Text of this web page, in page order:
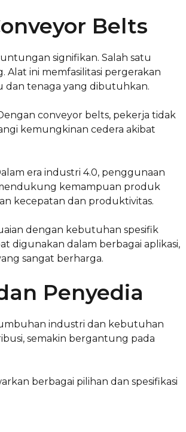
Belts
signifikan. Salah satu
Alat ini memfasilitasi pergerakan
dan tenaga yang dibutuhkan.
conveyor belts, pekerja tidak
kemungkinan cedera akibat
era industri 4.0, penggunaan
kemampuan produk
kecepatan dan produktivitas.
dengan kebutuhan spesifik
digunakan dalam berbagai aplikasi,
sangat berharga.
Penyedia
industri dan kebutuhan
semakin bergantung pada
berbagai pilihan dan spesifikasi